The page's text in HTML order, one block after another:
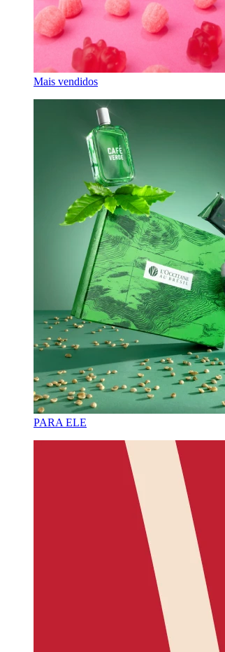
Mais vendidos
PARA ELE